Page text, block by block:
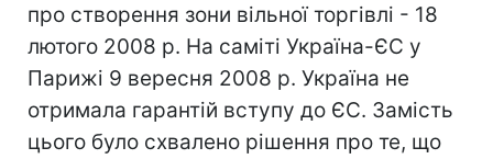
про створення зони вільної торгівлі - 18
лютого 2008 р. На саміті Україна-ЄС у
Парижі 9 вересня 2008 р. Україна не
отримала гарантій вступу до ЄС. Замість
цього було схвалено рішення про те, що